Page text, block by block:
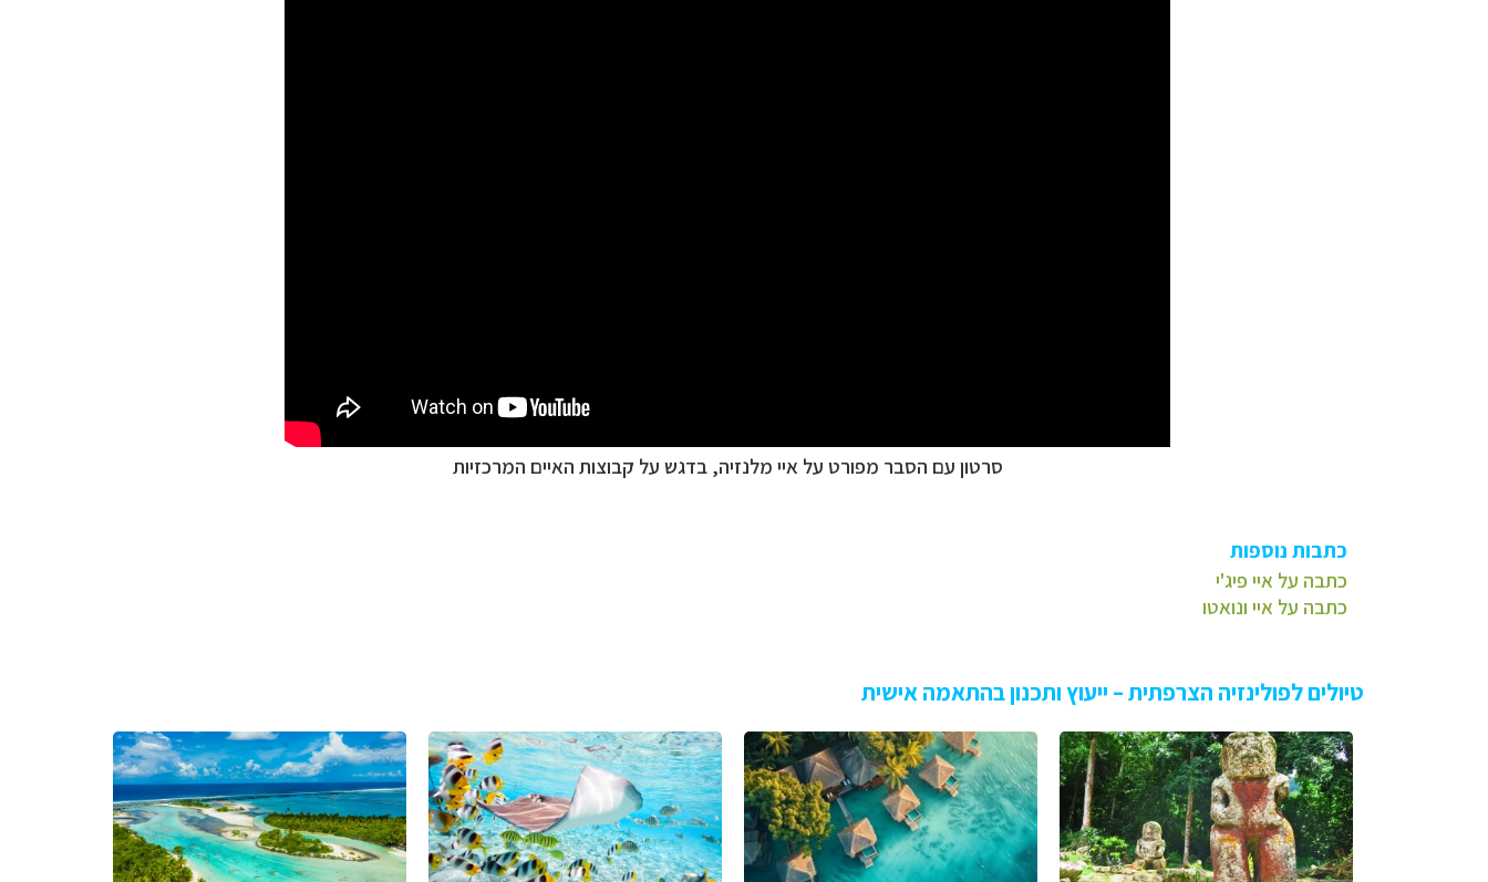
סרטון עם הסבר מפורט על איי מלנזיה, בדגש על קבוצות האיים המרכזיות
כתבות נוספות
כתבה על איי פיג'י
כתבה על איי ונואטו
טיולים לפולינזיה הצרפתית – ייעוץ ותכנון בהתאמה אישית